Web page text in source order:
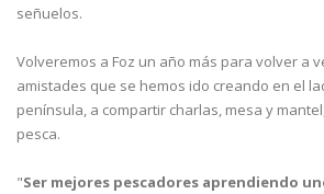
señuelos.
Volveremos a Foz un año más para volver a
amistades que se hemos ido creando en el
península, a compartir charlas, mesa y
pesca.
"Ser mejores pescadores aprendiendo